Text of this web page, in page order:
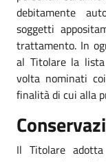
debitamente
soggetti
trattamento. In
al Titolare la
volta nominati
finalità di cui alla
Il Titolare